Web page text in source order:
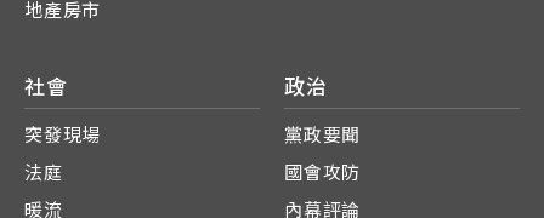
地產房市
社會
突發現場
法庭
暖流
政治
黨政要聞
國會攻防
內幕評論